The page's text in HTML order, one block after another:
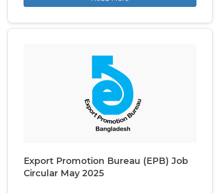
Export Promotion Bureau (EPB) Job
Circular May 2025